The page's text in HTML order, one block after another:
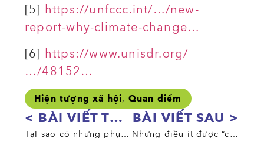
[5] https://unfccc.int/…/new-
report-why-climate-change…
[6] https://www.unisdr.org/
…/48152…
Hiện tượng xã hội, Quan điểm
< BÀI VIẾT TRƯỚC
TạI sao có những phụ nữ chọn không rờI khỏI tình yêu bạo hành?
BÀI VIẾT SAU >
Những điều ít được “cứu trợ”: làm sao để phụ nữ phục hồi tốt hơn sau thiên tai?